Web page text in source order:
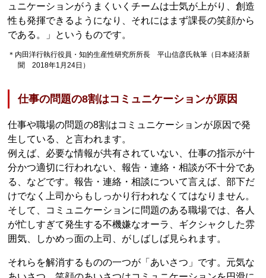
ュニケーションがうまくいくチームは士気が上がり、創造
性も発揮できるようになり、それにはまず課長の笑顔から
である。」というものです。
＊内田洋行執行役員・知的生産性研究所所長 平山信彦氏執筆（日本経済新
聞 2018年1月24日）
仕事の問題の8割はコミュニケーションが原因
仕事や職場の問題の8割はコミュニケーションが原因で発
生している、と言われます。
例えば、必要な情報が共有されていない、仕事の指示が十
分かつ適切に行われない、報告・連絡・相談が不十分であ
る、などです。報告・連絡・相談について言えば、部下だ
けでなく上司からもしっかり行われなくてはなりません。
そして、コミュニケーションに問題のある職場では、各人
が忙しすぎて発生する不機嫌なオーラ、ギクシャクした雰
囲気、しかめっ面の上司、がしばしば見られます。
それらを解消するものの一つが「あいさつ」です。元気な